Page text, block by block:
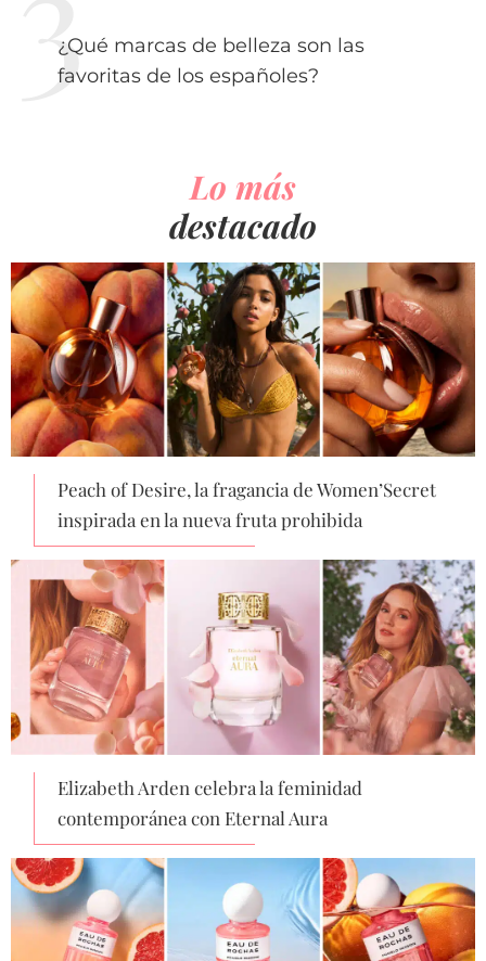
¿Qué marcas de belleza son las
favoritas de los españoles?
Lo más
destacado
Peach of Desire, la fragancia de Women’Secret
inspirada en la nueva fruta prohibida
Elizabeth Arden celebra la feminidad
contemporánea con Eternal Aura